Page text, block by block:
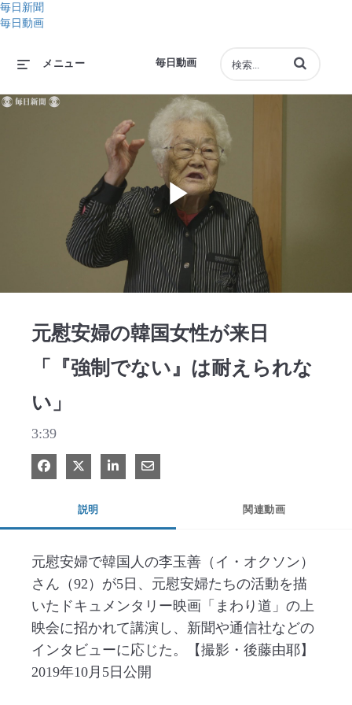
毎日新聞
毎日動画
毎日動画
メニュー 動画の検索語句
Play
元慰安婦の韓国女性が来日
「『強制でない』は耐えられな
い」
3:39
Facebook で共有
Xで共有する
LinkedIn で共有
電子メールで共有
説明 関連動画
元慰安婦で韓国人の李玉善（イ・オクソン）
さん（92）が5日、元慰安婦たちの活動を描
いたドキュメンタリー映画「まわり道」の上
映会に招かれて講演し、新聞や通信社などの
インタビューに応じた。【撮影・後藤由耶】
2019年10月5日公開